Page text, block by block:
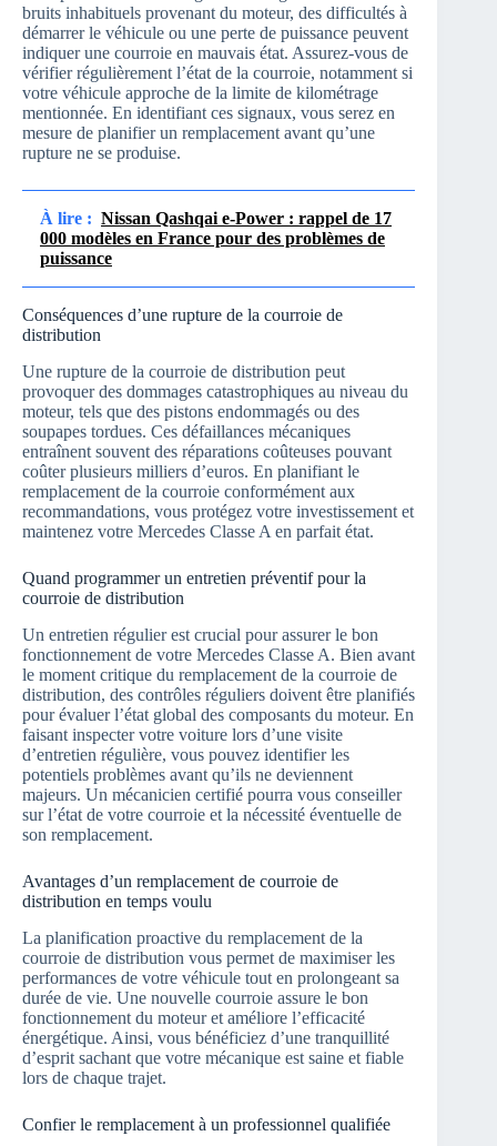
bruits inhabituels provenant du moteur, des difficultés à
démarrer le véhicule ou une perte de puissance peuvent
indiquer une courroie en mauvais état. Assurez-vous de
vérifier régulièrement l’état de la courroie, notamment si
votre véhicule approche de la limite de kilométrage
mentionnée. En identifiant ces signaux, vous serez en
mesure de planifier un remplacement avant qu’une
rupture ne se produise.
À lire : Nissan Qashqai e-Power : rappel de 17
000 modèles en France pour des problèmes de
puissance
Conséquences d’une rupture de la courroie de
distribution
Une rupture de la courroie de distribution peut
provoquer des dommages catastrophiques au niveau du
moteur, tels que des pistons endommagés ou des
soupapes tordues. Ces défaillances mécaniques
entraînent souvent des réparations coûteuses pouvant
coûter plusieurs milliers d’euros. En planifiant le
remplacement de la courroie conformément aux
recommandations, vous protégez votre investissement et
maintenez votre Mercedes Classe A en parfait état.
Quand programmer un entretien préventif pour la
courroie de distribution
Un entretien régulier est crucial pour assurer le bon
fonctionnement de votre Mercedes Classe A. Bien avant
le moment critique du remplacement de la courroie de
distribution, des contrôles réguliers doivent être planifiés
pour évaluer l’état global des composants du moteur. En
faisant inspecter votre voiture lors d’une visite
d’entretien régulière, vous pouvez identifier les
potentiels problèmes avant qu’ils ne deviennent
majeurs. Un mécanicien certifié pourra vous conseiller
sur l’état de votre courroie et la nécessité éventuelle de
son remplacement.
Avantages d’un remplacement de courroie de
distribution en temps voulu
La planification proactive du remplacement de la
courroie de distribution vous permet de maximiser les
performances de votre véhicule tout en prolongeant sa
durée de vie. Une nouvelle courroie assure le bon
fonctionnement du moteur et améliore l’efficacité
énergétique. Ainsi, vous bénéficiez d’une tranquillité
d’esprit sachant que votre mécanique est saine et fiable
lors de chaque trajet.
Confier le remplacement à un professionnel qualifiée